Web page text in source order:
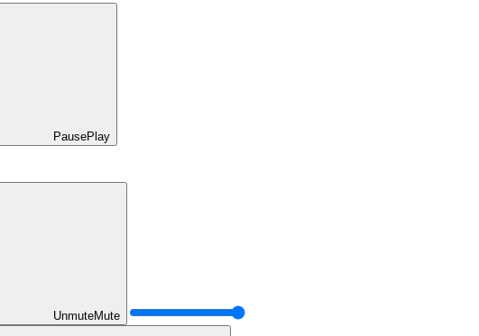
PausePlay
UnmuteMute